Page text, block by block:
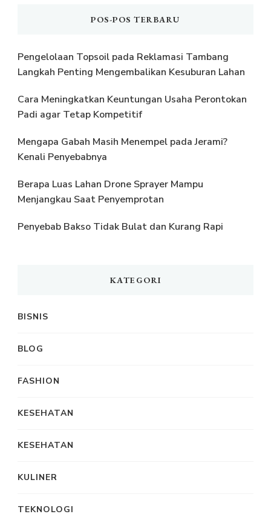
POS-POS TERBARU
Pengelolaan Topsoil pada Reklamasi Tambang
Langkah Penting Mengembalikan Kesuburan Lahan
Cara Meningkatkan Keuntungan Usaha Perontokan
Padi agar Tetap Kompetitif
Mengapa Gabah Masih Menempel pada Jerami?
Kenali Penyebabnya
Berapa Luas Lahan Drone Sprayer Mampu
Menjangkau Saat Penyemprotan
Penyebab Bakso Tidak Bulat dan Kurang Rapi
KATEGORI
BISNIS
BLOG
FASHION
KESEHATAN
KESEHATAN
KULINER
TEKNOLOGI